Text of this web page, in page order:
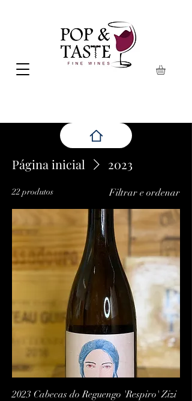
Página inicial 2023
22 produtos Filtrar e ordenar
2023 Cabecas do Reguengo 'Respiro' Zizi